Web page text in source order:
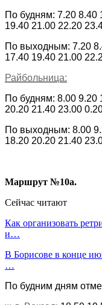
По будням: 7.20 8.40
19.40 21.00 22.20
По выходным: 7.20
17.40 19.40 21.00
Райбольница:
По будням: 8.00 9.20
20.20 21.40 23.00
По выходным: 8.00
18.20 20.20 21.40
Маршрут №10а.
Сейчас читают
Как организовать
и…
В Борисове в конце
…
По будним дням